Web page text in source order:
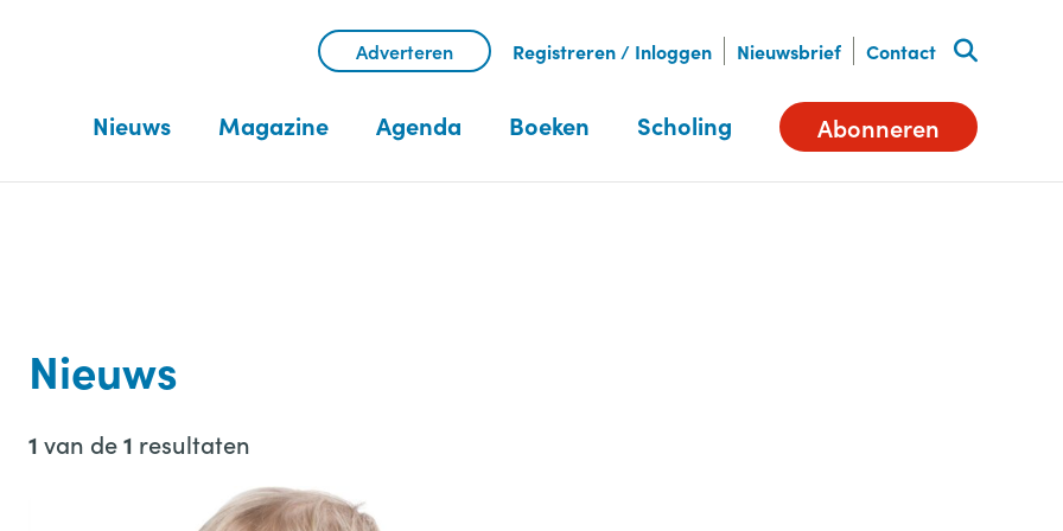
Adverteren Registreren / Inloggen Nieuwsbrief Contact
Nieuws Magazine Agenda Boeken Scholing Abonneren
Nieuws
1 van de1 resultaten